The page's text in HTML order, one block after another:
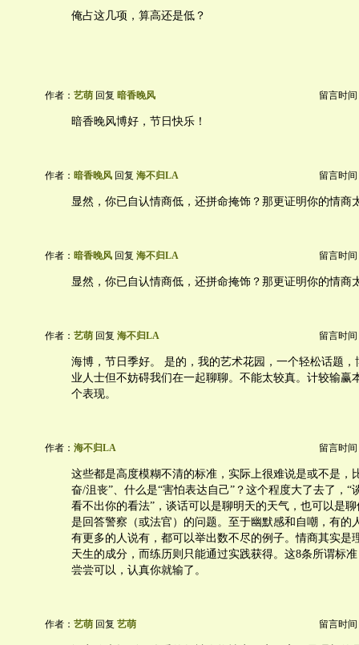
俺占这几项，算高还是低？
作者： 艺萌 回复 暗香晚风 留言时间
暗香晚风博好，节日快乐！
作者： 暗香晚风 回复 海不归LA 留言时间
显然，你已自认情商低，还拼命掩饰？那更证明你的情商
作者： 暗香晚风 回复 海不归LA 留言时间
显然，你已自认情商低，还拼命掩饰？那更证明你的情商
作者： 艺萌 回复 海不归LA 留言时间
海博，节日季好。 是的，我的艺术花园，一个轻松话题，
业人士但不妨碍我们在一起聊聊。不能太较真。计较输赢
个表现。
作者： 海不归LA 留言时间
这些都是高度模糊不清的标准，实际上很难说是或不是，
奋/沮丧”、什么是“害怕表达自己”？这个程度大了去了，“
看不出你的看法”，谈话可以是聊明天的天气，也可以是
是回答警察（或法官）的问题。至于幽默感和自嘲，有的
有更多的人说有，都可以举出数不尽的例子。情商其实是
天生的成分，而练历则只能通过实践获得。这8条所谓标
尝尝可以，认真你就输了。
作者： 艺萌 回复 艺萌 留言时间